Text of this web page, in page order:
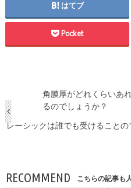
はてブ
Pocket
角膜厚がどれくらいあ
るのでしょうか？
レーシックは誰でも受けること
RECOMMEND こちらの記事も